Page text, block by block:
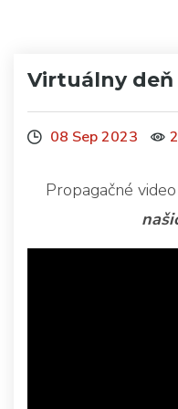
Virtuálny
08 Sep 2023
Propagačné video